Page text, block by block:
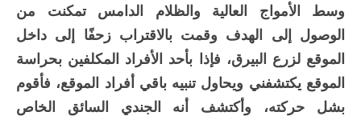
وسط الأمواج العالية والظلام الدامس تمكنت من
الوصول إلى الهدف وقمت بالاقتراب زحفًا إلى داخل
الموقع لزرع البيرق، فإذا بأحد الأفراد المكلفين بحراسة
الموقع يكتشفني ويحاول تنبيه باقي أفراد الموقع، فأقوم
بشل حركته، وأكتشف أنه الجندي السائق الخاص